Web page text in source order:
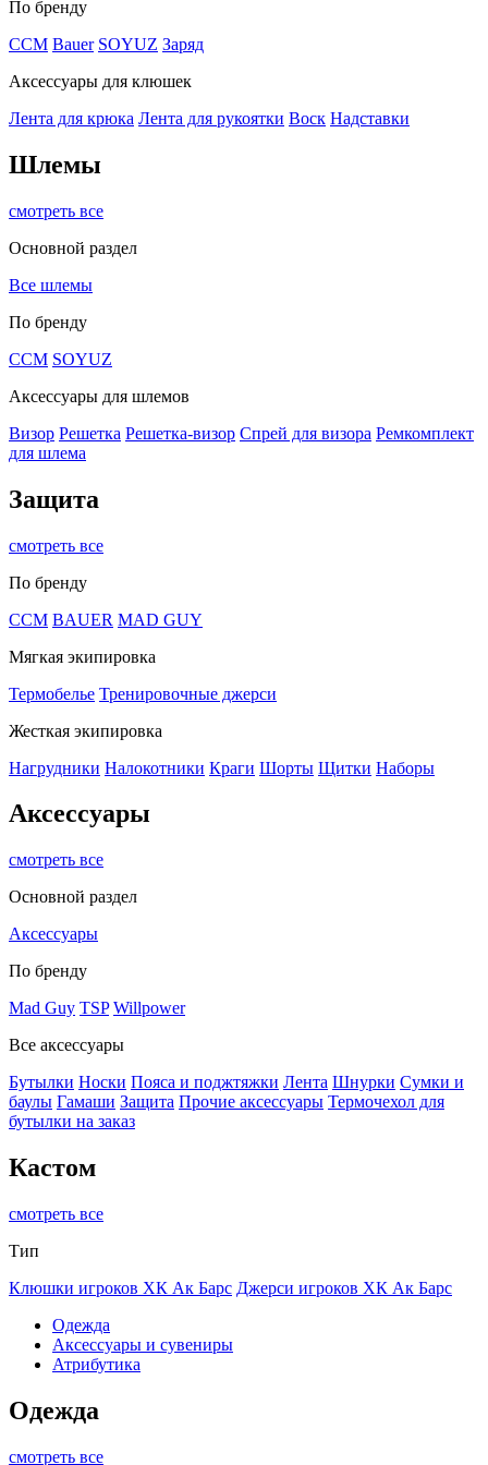
По бренду
CCM Bauer SOYUZ Заряд
Аксессуары для клюшек
Лента для крюка Лента для рукоятки Воск Надставки
Шлемы
смотреть все
Основной раздел
Все шлемы
По бренду
CCM SOYUZ
Аксессуары для шлемов
Визор Решетка Решетка-визор Спрей для визора Ремкомплект
для шлема
Защита
смотреть все
По бренду
CCM BAUER MAD GUY
Мягкая экипировка
Термобелье Тренировочные джерси
Жесткая экипировка
Нагрудники Налокотники Краги Шорты Щитки Наборы
Аксессуары
смотреть все
Основной раздел
Аксессуары
По бренду
Mad Guy TSP Willpower
Все аксессуары
Бутылки Носки Пояса и поджтяжки Лента Шнурки Сумки и
баулы Гамаши Защита Прочие аксессуары Термочехол для
бутылки на заказ
Кастом
смотреть все
Тип
Клюшки игроков ХК Ак Барс Джерси игроков ХК Ак Барс
Одежда
Аксессуары и сувениры
Атрибутика
Одежда
смотреть все